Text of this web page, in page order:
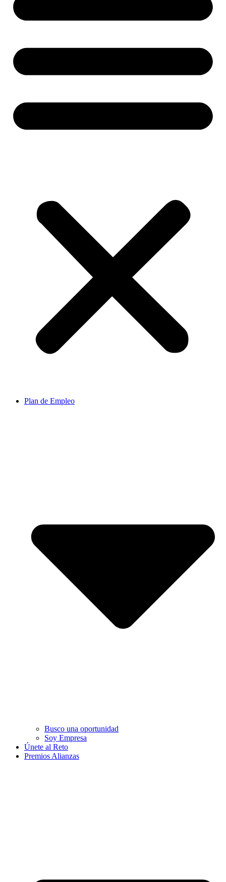
Plan de Empleo
Busco una oportunidad
Soy Empresa
Únete al Reto
Premios Alianzas